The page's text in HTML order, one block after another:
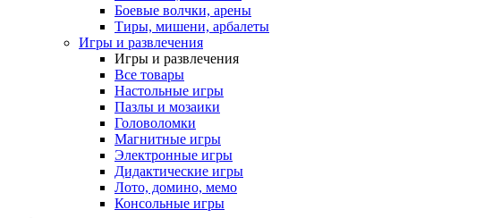
Боевые волчки, арены
Тиры, мишени, арбалеты
Игры и развлечения
Игры и развлечения
Все товары
Настольные игры
Пазлы и мозаики
Головоломки
Магнитные игры
Электронные игры
Дидактические игры
Лото, домино, мемо
Консольные игры